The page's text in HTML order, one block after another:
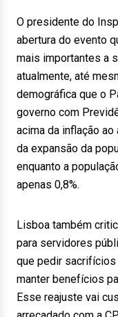
O presidente do
abertura do evento
mais importantes a
atualmente, até
demográfica que o
governo com
acima da inflação
da expansão da
enquanto a
apenas 0,8%.
Lisboa também
para servidores
que pedir sacrifícios
manter benefícios
Esse reajuste vai